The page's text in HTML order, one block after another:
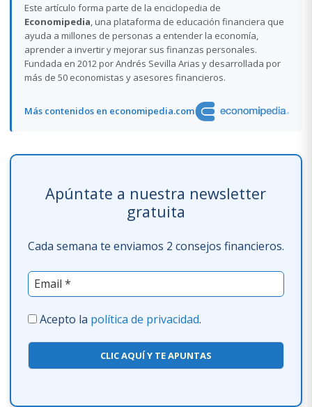
Este artículo forma parte de la enciclopedia de
Economipedia, una plataforma de educación financiera que
ayuda a millones de personas a entender la economía,
aprender a invertir y mejorar sus finanzas personales.
Fundada en 2012 por Andrés Sevilla Arias y desarrollada por
más de 50 economistas y asesores financieros.
Más contenidos en economipedia.com
Apúntate a nuestra newsletter
gratuita
Cada semana te enviamos 2 consejos financieros.
Acepto la política de privacidad.
CLIC AQUÍ Y TE APUNTAS